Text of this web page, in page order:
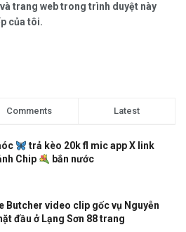
trang web trong trình duyệt này
của tôi.
Comments Latest
trả kèo 20k fl mic app X link
Chip
bắn nước
Butcher video clip gốc vụ Nguyễn
đầu ở Lạng Sơn 88 trang